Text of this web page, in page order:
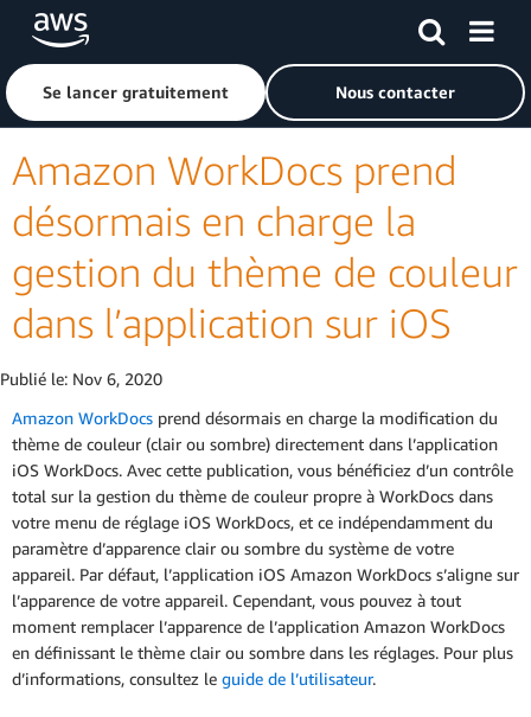
Passer au contenu principal
Cliquer ici pour revenir à la page d'accueil d'Amazon Web
Se lancer gratuitement Nous contacter
Amazon WorkDocs prend
désormais en charge la
gestion du thème de couleur
dans l’application sur iOS
Publié le: Nov 6, 2020
Amazon WorkDocs prend désormais en charge la modification du
thème de couleur (clair ou sombre) directement dans l’application
iOS WorkDocs. Avec cette publication, vous bénéficiez d’un contrôle
total sur la gestion du thème de couleur propre à WorkDocs dans
votre menu de réglage iOS WorkDocs, et ce indépendamment du
paramètre d’apparence clair ou sombre du système de votre
appareil. Par défaut, l’application iOS Amazon WorkDocs s’aligne sur
l’apparence de votre appareil. Cependant, vous pouvez à tout
moment remplacer l’apparence de l’application Amazon WorkDocs
en définissant le thème clair ou sombre dans les réglages. Pour plus
d’informations, consultez le guide de l’utilisateur.